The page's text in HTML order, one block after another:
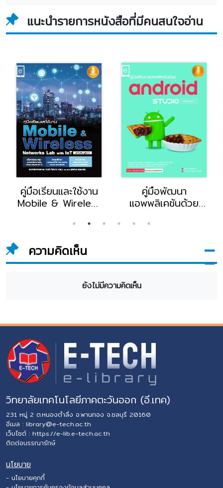
แนะนำรายการหนังสือที่มีคนสนใจอ่าน
คู่มือเรียนและใช้งาน
Mobile & Wireless
with IoT ฉบับ
คู่มือพัฒนา
แอพพลิเคชันด้วย
ฉบับสมบูรณ์
ความคิดเห็น
ยังไม่มีความคิดเห็น
วิทยาลัยเทคโนโลยีภาคตะวันออก (อี.เทค)
231 หมู่ 2 ต.หนองตำลึง อ.พานทอง จ.ชลบุรี 20160
อีเมล : library@e-tech.ac.th
เว็บไซต์ : https://e-lib.e-tech.ac.th
ติดต่อบรรณารักษ์
นโยบาย
- นโยบายคุกกี้